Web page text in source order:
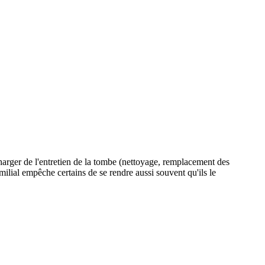
de l'entretien de la tombe (nettoyage, remplacement des
empêche certains de se rendre aussi souvent qu'ils le